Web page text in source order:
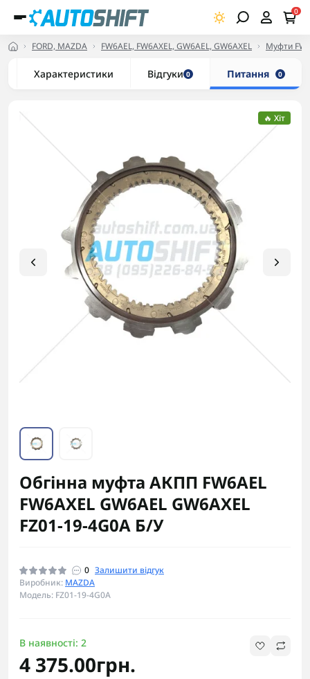
0
FORD, MAZDA FW6AEL, FW6AXEL, GW6AEL, GW6AXEL Муфти
Характеристики Відгуки 0 Питання 0
🔥 Хіт
Обгінна муфта АКПП FW6AEL
FW6AXEL GW6AEL GW6AXEL
FZ01-19-4G0A Б/У
0 Залишити відгук
Виробник: MAZDA
Модель: FZ01-19-4G0A
В наявності: 2
4 375.00грн.